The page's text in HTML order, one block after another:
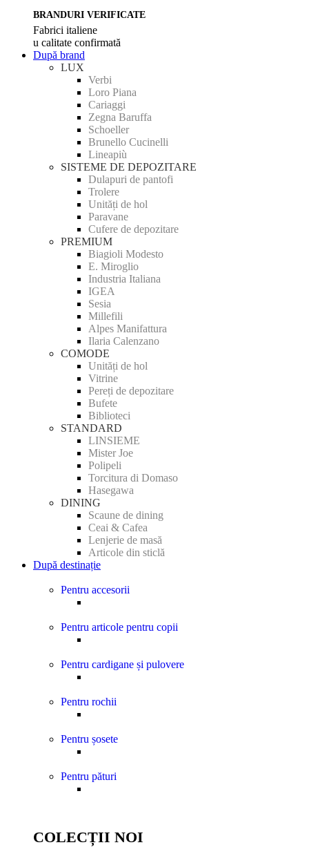
BRANDURI VERIFICATE
Fabrici italiene
u calitate confirmată
După brand
LUX
Verbi
Loro Piana
Cariaggi
Zegna Baruffa
Schoeller
Brunello Cucinelli
Lineapiù
SISTEME DE DEPOZITARE
Dulapuri de pantofi
Trolere
Unități de hol
Paravane
Cufere de depozitare
PREMIUM
Biagioli Modesto
E. Miroglio
Industria Italiana
IGEA
Sesia
Millefili
Alpes Manifattura
Ilaria Calenzano
COMODE
Unități de hol
Vitrine
Pereți de depozitare
Bufete
Biblioteci
STANDARD
LINSIEME
Mister Joe
Polipeli
Torcitura di Domaso
Hasegawa
DINING
Scaune de dining
Ceai & Cafea
Lenjerie de masă
Articole din sticlă
După destinație
Pentru accesorii
Pentru articole pentru copii
Pentru cardigane și pulovere
Pentru rochii
Pentru șosete
Pentru pături
COLECȚII NOI